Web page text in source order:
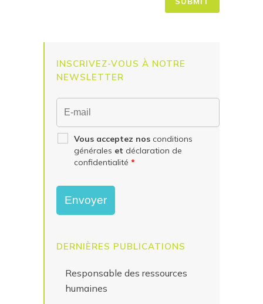
INSCRIVEZ-VOUS À NOTRE
NEWSLETTER
Vous acceptez nos conditions
générales et déclaration de
confidentialité *
DERNIÈRES PUBLICATIONS
Responsable des ressources
humaines